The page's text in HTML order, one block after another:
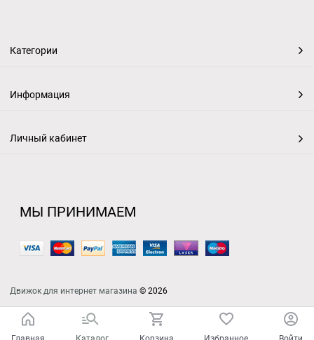
Категории
Информация
Личный кабинет
МЫ ПРИНИМАЕМ
Движок для интернет магазина © 2026